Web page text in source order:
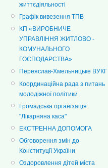
життєдіяльності
Графік вивезення ТПВ
КП «ВИРОБНИЧЕ
УПРАВЛІННЯ ЖИТЛОВО -
КОМУНАЛЬНОГО
ГОСПОДАРСТВА»
Переяслав-Хмельницьке ВУКГ
Координаційна рада з питань
молодіжної політики
Громадська організація
"Лікарняна каса"
ЕКСТРЕННА ДОПОМОГА
Обговорення змін до
Конституції України
Оздоровлення дітей міста